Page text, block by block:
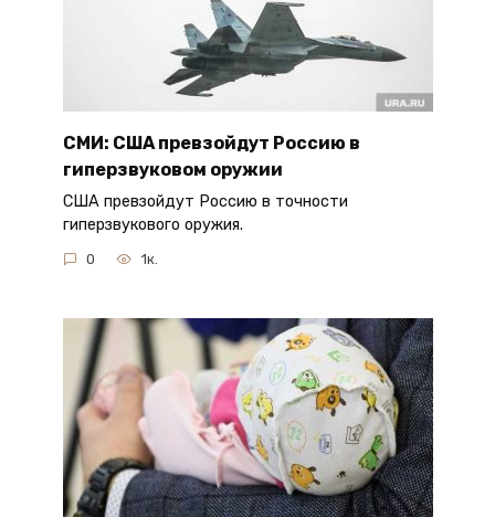
СМИ: США превзойдут Россию в
гиперзвуковом оружии
США превзойдут Россию в точности
гиперзвукового оружия.
0 1к.